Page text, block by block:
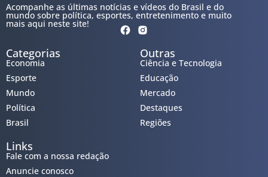
Acompanhe as últimas notícias e vídeos do Brasil e do
mundo sobre política, esportes, entretenimento e muito
mais aqui neste site!
Categorias
Economia
Esporte
Mundo
Política
Brasil
Outras
Ciência e Tecnologia
Educação
Mercado
Destaques
Regiões
Links
Fale com a nossa redação
Anuncie conosco